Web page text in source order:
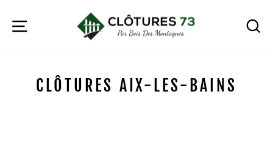
contenu
NAVIGATION
CLÔTURES AIX-LES-BAINS